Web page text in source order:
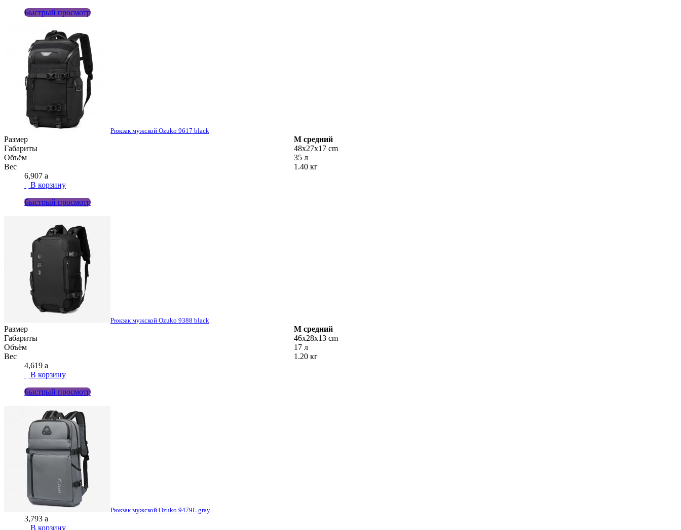
Быстрый просмотр
Рюкзак мужской Ozuko 9617 black
Размер M средний
Габариты
48х27х17 cm
Объём
35 л
Вес
1.40 кг
6,907 a
В корзину
Быстрый просмотр
Рюкзак мужской Ozuko 9388 black
Размер M средний
Габариты
46х28х13 cm
Объём
17 л
Вес
1.20 кг
4,619 a
В корзину
Быстрый просмотр
Рюкзак мужской Ozuko 9479L gray
3,793 a
В корзину